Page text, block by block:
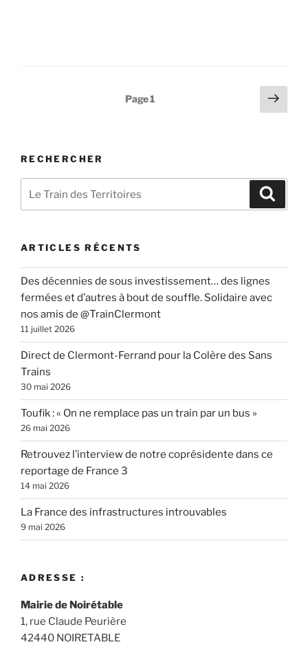
Page1
Page
RECHERCHER
pour
ARTICLES RÉCENTS
Des décennies de sous investissement… des lignes
fermées et d’autres à bout de souffle. Solidaire avec
nos amis de @TrainClermont
11 juillet 2026
Direct de Clermont-Ferrand pour la Colère des Sans
Trains
30 mai 2026
Toufik : « On ne remplace pas un train par un bus »
26 mai 2026
Retrouvez l’interview de notre coprésidente dans ce
reportage de France 3
14 mai 2026
La France des infrastructures introuvables
9 mai 2026
ADRESSE :
Mairie de Noirétable
1, rue Claude Peurière
42440 NOIRETABLE